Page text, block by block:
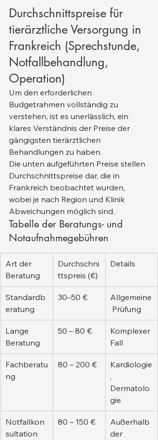
Durchschnittspreise für
tierärztliche Versorgung in
Frankreich (Sprechstunde,
Notfallbehandlung,
Operation)
Um den erforderlichen
Budgetrahmen vollständig zu
verstehen, ist es unerlässlich, ein
klares Verständnis der Preise der
gängigsten tierärztlichen
Behandlungen zu haben.
Die unten aufgeführten Preise stellen
Durchschnittspreise dar, die in
Frankreich beobachtet wurden,
wobei je nach Region und Klinik
Abweichungen möglich sind.
Tabelle der Beratungs- und
Notaufnahmegebühren
Art der
Beratung
Durchschni
ttspreis (€)
Details
Standardb
eratung
30–50 €
Allgemeine
Prüfung
Lange
Beratung
50 – 80 €
Komplexer
Fall
Fachberatu
ng
80 – 200 €
Kardiologie
,
Dermatolo
gie
Notfallkon
sultation
80 – 150 €
Außerhalb
der